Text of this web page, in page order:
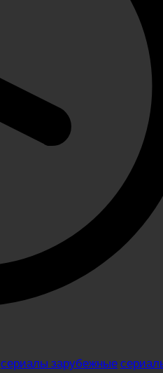
сериалы зарубежные